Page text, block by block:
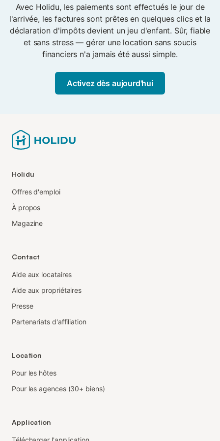
Avec Holidu, les paiements sont effectués le jour de
l'arrivée, les factures sont prêtes en quelques clics et la
déclaration d'impôts devient un jeu d'enfant. Sûr, fiable
et sans stress — gérer une location sans soucis
financiers n'a jamais été aussi simple.
Activez dès aujourd'hui
Holidu
Offres d'emploi
À propos
Magazine
Contact
Aide aux locataires
Aide aux propriétaires
Presse
Partenariats d'affiliation
Location
Pour les hôtes
Pour les agences (30+ biens)
Application